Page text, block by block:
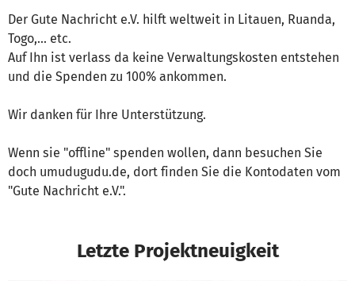
Der Gute Nachricht e.V. hilft weltweit in Litauen, Ruanda,
Togo,... etc.
Auf Ihn ist verlass da keine Verwaltungskosten entstehen
und die Spenden zu 100% ankommen.
Wir danken für Ihre Unterstützung.
Wenn sie "offline" spenden wollen, dann besuchen Sie
doch umudugudu.de, dort finden Sie die Kontodaten vom
"Gute Nachricht e.V.".
Letzte Projektneuigkeit